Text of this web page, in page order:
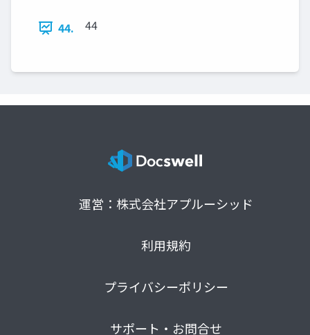
44. 44
運営：株式会社アプルーシッド
利用規約
プライバシーポリシー
サポート・お問合せ